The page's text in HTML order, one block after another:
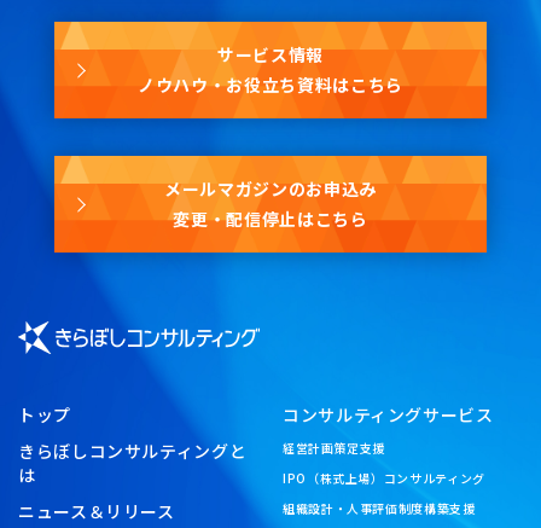
サービス情報
ノウハウ・お役立ち資料はこちら
メールマガジンのお申込み
変更・配信停止はこちら
トップ
きらぼしコンサルティングと
は
ニュース＆リリース
コンサルティングサービス
経営計画策定支援
IPO（株式上場）コンサルティング
組織設計・人事評価制度構築支援